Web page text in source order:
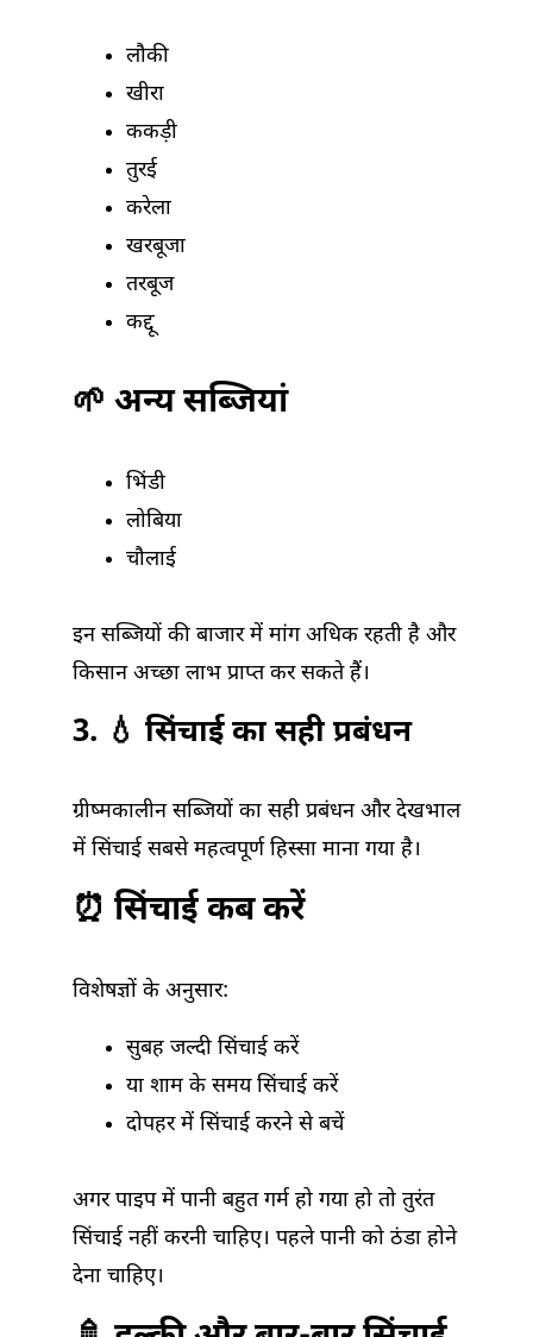
लौकी
खीरा
ककड़ी
तुरई
करेला
खरबूजा
तरबूज
कद्दू
🌱 अन्य सब्जियां
भिंडी
लोबिया
चौलाई
इन सब्जियों की बाजार में मांग अधिक रहती है और
किसान अच्छा लाभ प्राप्त कर सकते हैं।
3. 💧 सिंचाई का सही प्रबंधन
ग्रीष्मकालीन सब्जियों का सही प्रबंधन और देखभाल
में सिंचाई सबसे महत्वपूर्ण हिस्सा माना गया है।
⏰ सिंचाई कब करें
विशेषज्ञों के अनुसार:
सुबह जल्दी सिंचाई करें
या शाम के समय सिंचाई करें
दोपहर में सिंचाई करने से बचें
अगर पाइप में पानी बहुत गर्म हो गया हो तो तुरंत
सिंचाई नहीं करनी चाहिए। पहले पानी को ठंडा होने
देना चाहिए।